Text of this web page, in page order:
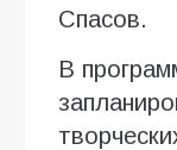
Спасов.
В